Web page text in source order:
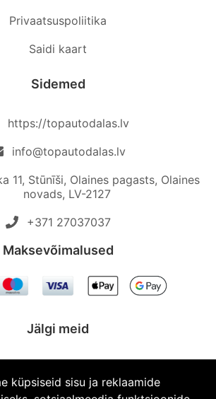
Privaatsuspoliitika
Saidi kaart
Sidemed
https://topautodalas.lv
info@topautodalas.lv
11, Stūnīši, Olaines pagasts, Olaines
novads, LV-2127
+371 27037037‬
Maksevõimalused
Jälgi meid
küpsiseid sisu ja reklaamide